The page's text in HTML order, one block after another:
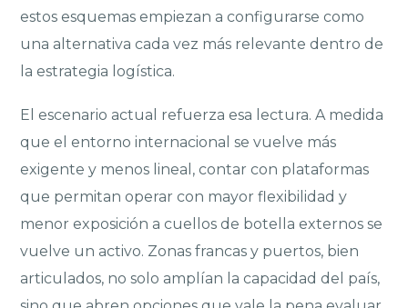
estos esquemas empiezan a configurarse como
una alternativa cada vez más relevante dentro de
la estrategia logística.
El escenario actual refuerza esa lectura. A medida
que el entorno internacional se vuelve más
exigente y menos lineal, contar con plataformas
que permitan operar con mayor flexibilidad y
menor exposición a cuellos de botella externos se
vuelve un activo. Zonas francas y puertos, bien
articulados, no solo amplían la capacidad del país,